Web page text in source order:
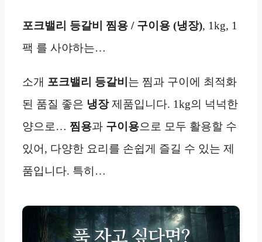
포크밸리 등갈비 찜용 / 구이용 (냉장), 1kg, 1
팩 를 사야하는…
소개 포크밸리 등갈비 는 찜과 구이에 최적화
된 품질 좋은 냉장제품입니다. 1kg의 넉넉한
양으로… 찜용과 구이용으로 모두 활용할 수
있어, 다양한 요리를 손쉽게 즐길 수 있는 제
품입니다. 특히…